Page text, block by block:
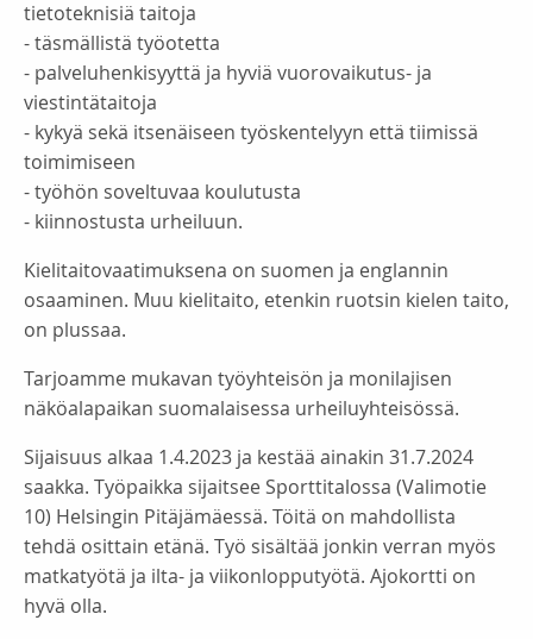
tietoteknisiä taitoja
- täsmällistä työotetta
- palveluhenkisyyttä ja hyviä vuorovaikutus- ja
viestintätaitoja
- kykyä sekä itsenäiseen työskentelyyn että tiimissä
toimimiseen
- työhön soveltuvaa koulutusta
- kiinnostusta urheiluun.
Kielitaitovaatimuksena on suomen ja englannin
osaaminen. Muu kielitaito, etenkin ruotsin kielen taito,
on plussaa.
Tarjoamme mukavan työyhteisön ja monilajisen
näköalapaikan suomalaisessa urheiluyhteisössä.
Sijaisuus alkaa 1.4.2023 ja kestää ainakin 31.7.2024
saakka. Työpaikka sijaitsee Sporttitalossa (Valimotie
10) Helsingin Pitäjämäessä. Töitä on mahdollista
tehdä osittain etänä. Työ sisältää jonkin verran myös
matkatyötä ja ilta- ja viikonlopputyötä. Ajokortti on
hyvä olla.